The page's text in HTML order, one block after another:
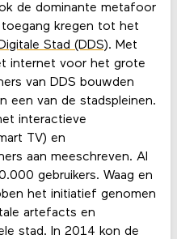
de dominante metafoor
kregen tot het
Stad (DDS). Met
internet voor het grote
van DDS bouwden
een van de stadspleinen.
interactieve
TV) en
aan meeschreven. Al
gebruikers. Waag en
het initiatief genomen
artefacts en
stad. In 2014 kon de